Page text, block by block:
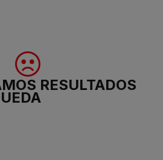
RESULTADOS